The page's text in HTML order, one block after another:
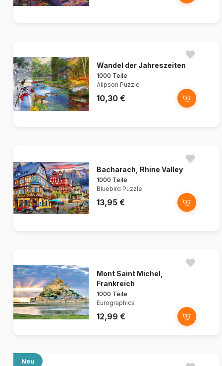
Wandel der Jahreszeiten
1000 Teile
Alipson Puzzle
10,30 €
Bacharach, Rhine Valley
1000 Teile
Bluebird Puzzle
13,95 €
Mont Saint Michel,
Frankreich
1000 Teile
Eurographics
12,99 €
Neu